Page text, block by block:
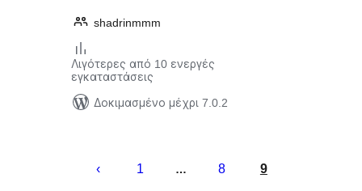
shadrinmmm
Λιγότερες από 10 ενεργές
εγκαταστάσεις
Δοκιμασμένο μέχρι 7.0.2
άρθρων
1 … 8 9